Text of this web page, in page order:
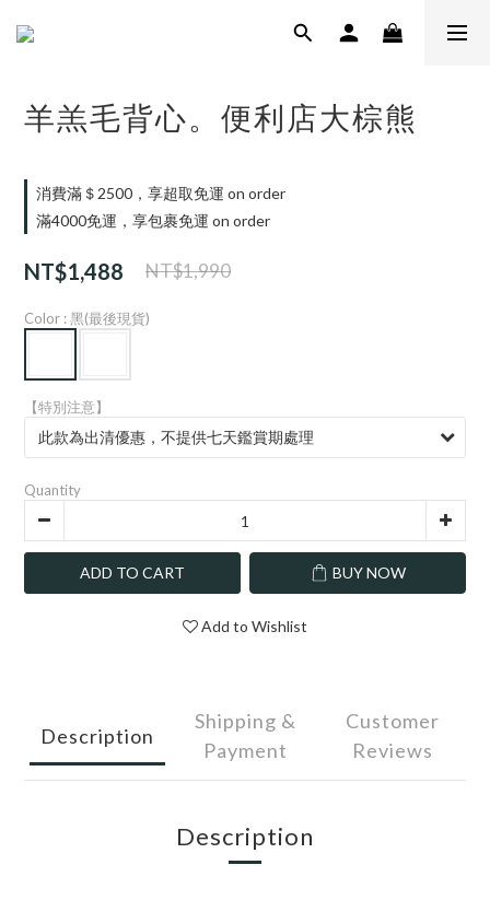
羊羔毛背心。便利店大棕熊
消費滿＄2500，享超取免運 on order
滿4000免運，享包裹免運 on order
NT$1,488 NT$1,990
Color : 黑(最後現貨)
【特別注意】
Quantity
ADD TO CART BUY NOW
Add to Wishlist
Description
Shipping &
Payment
Customer
Reviews
Description